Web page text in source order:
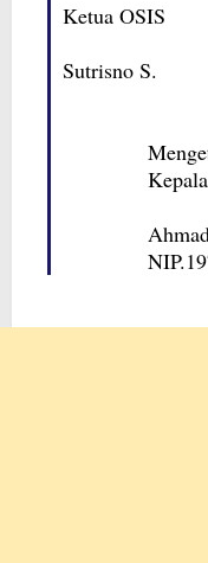
Ketua
Sutrisno
Kepala
Ahmad